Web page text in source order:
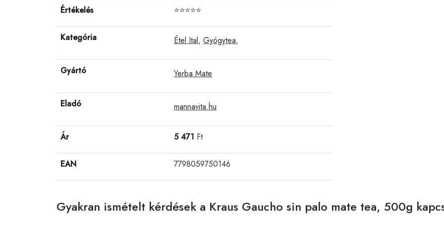
Értékelés ⭐⭐⭐⭐⭐
Kategória Étel Ital, Gyógytea,
Gyártó Yerba Mate
Eladó mannavita.hu
Ár 5 471 Ft
EAN 7798059750146
Gyakran ismételt kérdések a Kraus Gaucho sin palo mate tea, 500g